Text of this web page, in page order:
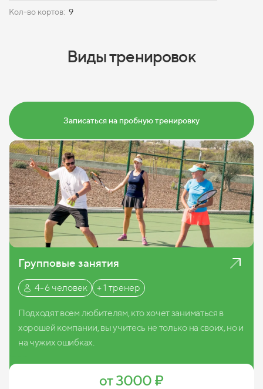
Кол-во кортов: 9
Виды тренировок
Записаться на пробную тренировку
Групповые занятия
4-6 человек + 1 тренер
Подходят всем любителям, кто хочет заниматься в
хорошей компании, вы учитесь не только на своих, но и
на чужих ошибках.
от 3000 ₽